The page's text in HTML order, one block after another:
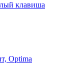
клавиша